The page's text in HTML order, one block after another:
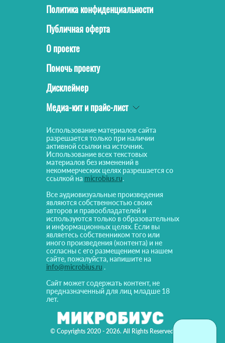
© Copyrights 2020 - 2026. All Rights Reserved!
Политика конфиденциальности
Публичная оферта
О проекте
Помочь проекту
Дисклеймер
Медиа-кит и прайс-лист
Использование материалов сайта
разрешается только при наличии
активной ссылки на источник.
Использование всех текстовых
материалов без изменений в
некоммерческих целях разрешается со
ссылкой на microbius.ru.
Все аудиовизуальные произведения
являются собственностью своих
авторов и правообладателей и
используются только в образовательных
и информационных целях. Если вы
являетесь собственником того или
иного произведения (контента) и не
согласны с его размещением на нашем
сайте, пожалуйста, напишите на
info@microbius.ru .
Сайт может содержать контент, не
предназначенный для лиц младше 18
лет.